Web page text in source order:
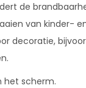
de
van kinder-
decoratie,
het scherm.